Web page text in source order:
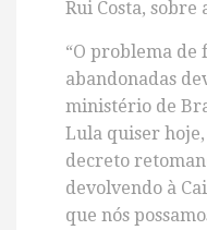
Rui Costa, sobre
“O problema de
abandonadas
ministério de
Lula quiser
decreto
devolvendo à
que nós